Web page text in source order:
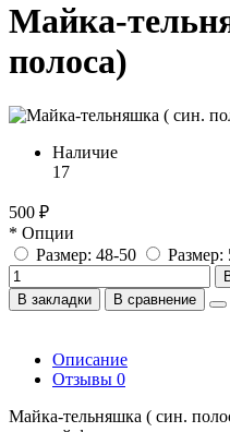
Майка-
полоса)
Наличие
17
500 ₽
* Опции
Размер: 48-50
Размер:
В закладки
В сравнение
Описание
Отзывы 0
Майка-тельняшка ( син.